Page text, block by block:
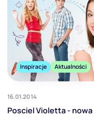
Inspiracje Aktualności
16.01.2014
Posciel Violetta -